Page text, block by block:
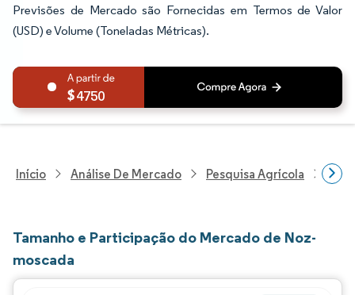
Previsões de Mercado são Fornecidas em Termos de Valor
(USD) e Volume (Toneladas Métricas).
4750
Início Análise De Mercado Pesquisa Agrícola
Tamanho e Participação do Mercado de Noz-
moscada